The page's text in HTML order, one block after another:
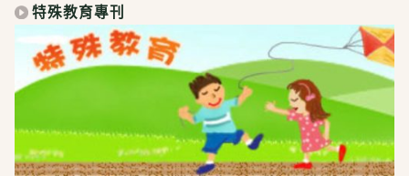
特殊教育專刊